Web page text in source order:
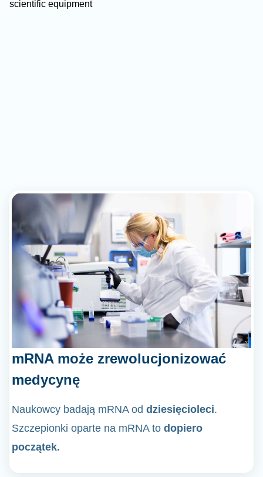
mRNA może zrewolucjonizować
medycynę
Naukowcy badają mRNA od dziesięcioleci.
Szczepionki oparte na mRNA to dopiero
początek.